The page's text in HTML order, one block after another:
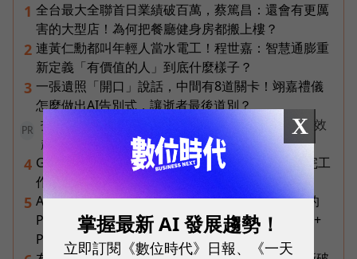
1 全台最大全聯首日業績破百萬，蔡篤昌：還會有更厲
害的大型店！為何把餐廳健身房都搬上樓？
2 連黃仁勳都叫年輕人當水電工！程世嘉：智慧通膨重
新定義「有價值的人」到底什麼樣子？
3 一張遺照「開口」說話，中間有8道關卡！翊嘉禮儀
怎麼做出AI告別式，讓逝者最後道別？
PR
打造 AI 行銷飛輪！破解企業行銷「工具越多卻成效
越差」的盲點
4 Gemini Spark完整教學｜幫你讀Gmail、自動跑完工
作流程，3個超實用情境一次看
5 AI 時代的行動生產力：MSI 如何用「理解情境」的
Prestige 14 Flip AI+ 重新定義商務筆電與 Copilot+
PC？
X
掌握最新 AI 發展趨勢！
立即訂閱《數位時代》日報、《一天